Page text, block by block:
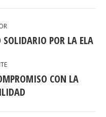
SOLIDARIO POR LA ELA
CON LA